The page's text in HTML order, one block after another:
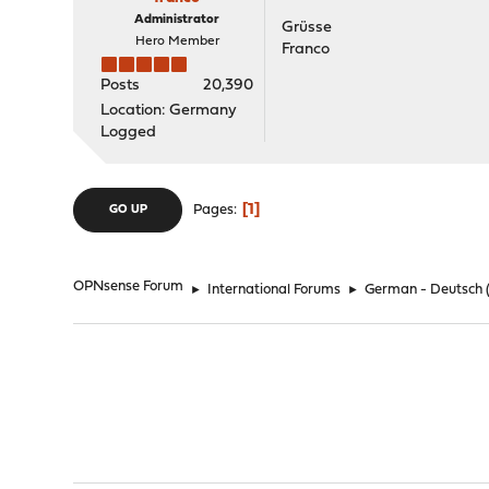
Administrator
Hero Member
Posts
20,390
Location: Germany
Logged
Grüsse
Franco
GO UP Pages 1
OPNsense Forum ► International Forums ► German - Deutsch